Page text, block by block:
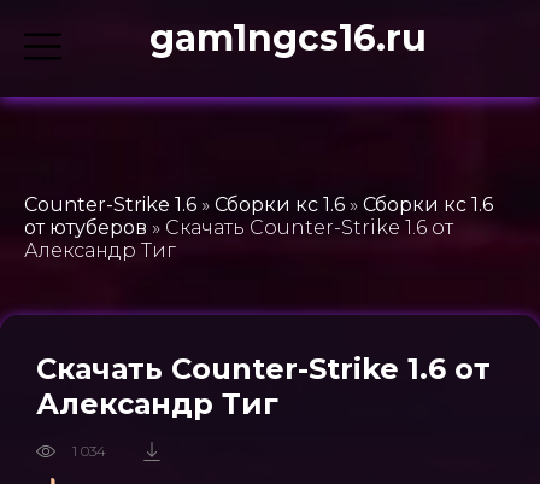
gam1ngcs16.ru
Counter-Strike 1.6 » Сборки кс 1.6 » Сборки кс 1.6
от ютуберов » Скачать Counter-Strike 1.6 от
Александр Тиг
Скачать Counter-Strike 1.6 от
Александр Тиг
1 034